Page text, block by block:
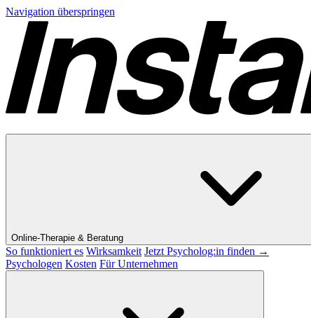
Navigation überspringen
Online-Therapie & Beratung
So funktioniert es Wirksamkeit Jetzt Psycholog:in finden →
Psychologen Kosten Für Unternehmen